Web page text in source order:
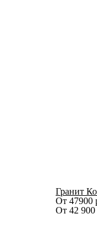
Гранит
От 47900
От42